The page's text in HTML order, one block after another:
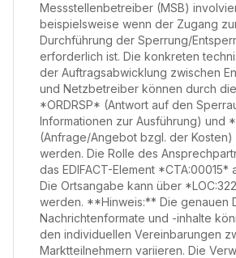
Messstellenbetreiber (MSB)
beispielsweise wenn der Zugang
Durchführung der Sperrung/
erforderlich ist. Die konkreten
der Auftragsabwicklung zwischen
und Netzbetreiber können durch
*ORDRSP* (Antwort auf den
Informationen zur Ausführung) und
(Anfrage/Angebot bzgl. der
werden. Die Rolle des
das EDIFACT-Element *CTA:00015*
Die Ortsangabe kann über
werden. **Hinweis:** Die genauen
Nachrichtenformate und -inhalte
den individuellen Vereinbarungen
Marktteilnehmern variieren. Die